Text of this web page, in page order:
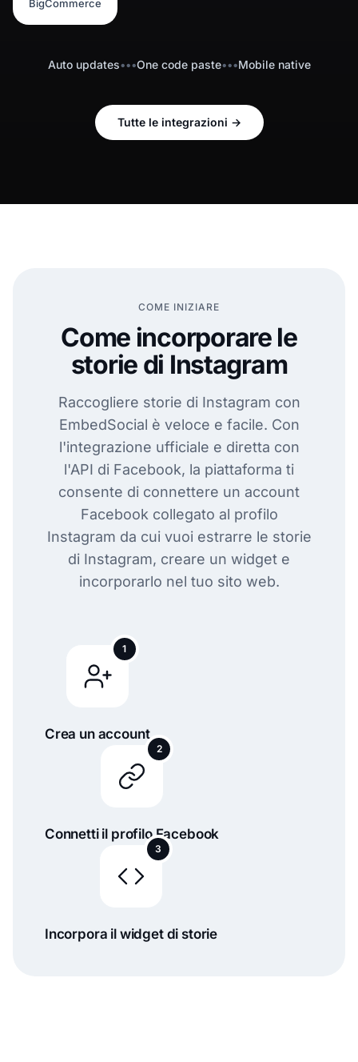
BigCommerce
Auto updates•••One code paste•••Mobile native
Tutte le integrazioni →
COME INIZIARE
Come incorporare le
storie di Instagram
Raccogliere storie di Instagram con
EmbedSocial è veloce e facile. Con
l'integrazione ufficiale e diretta con
l'API di Facebook, la piattaforma ti
consente di connettere un account
Facebook collegato al profilo
Instagram da cui vuoi estrarre le storie
di Instagram, creare un widget e
incorporarlo nel tuo sito web.
1
Crea un account
2
Connetti il profilo Facebook
3
Incorpora il widget di storie